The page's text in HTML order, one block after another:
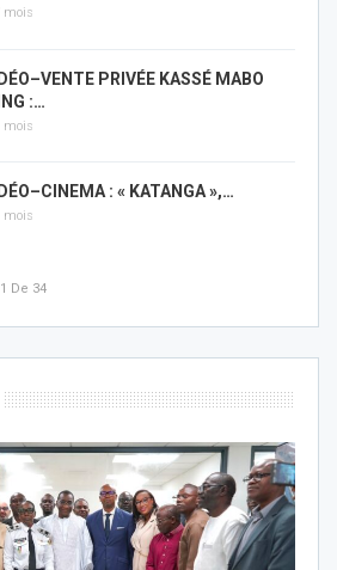
mois
PRIVÉE KASSÉ MABO
:…
mois
: « KATANGA »,…
mois
1 De 34